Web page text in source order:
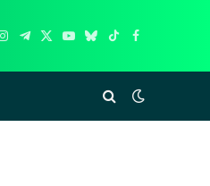
Instagram
Telegram
X
YouTube
Bluesky
TikTokFacebook